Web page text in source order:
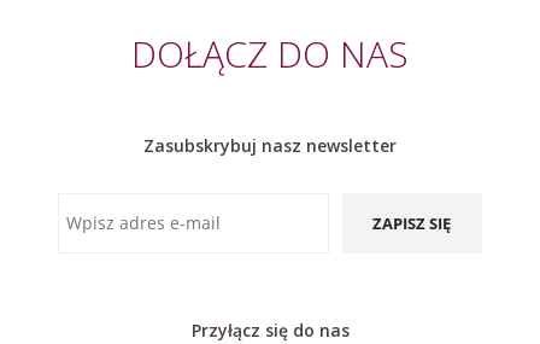
DOŁĄCZ DO NAS
Zasubskrybuj nasz newsletter
ZAPISZ SIĘ
Przyłącz się do nas